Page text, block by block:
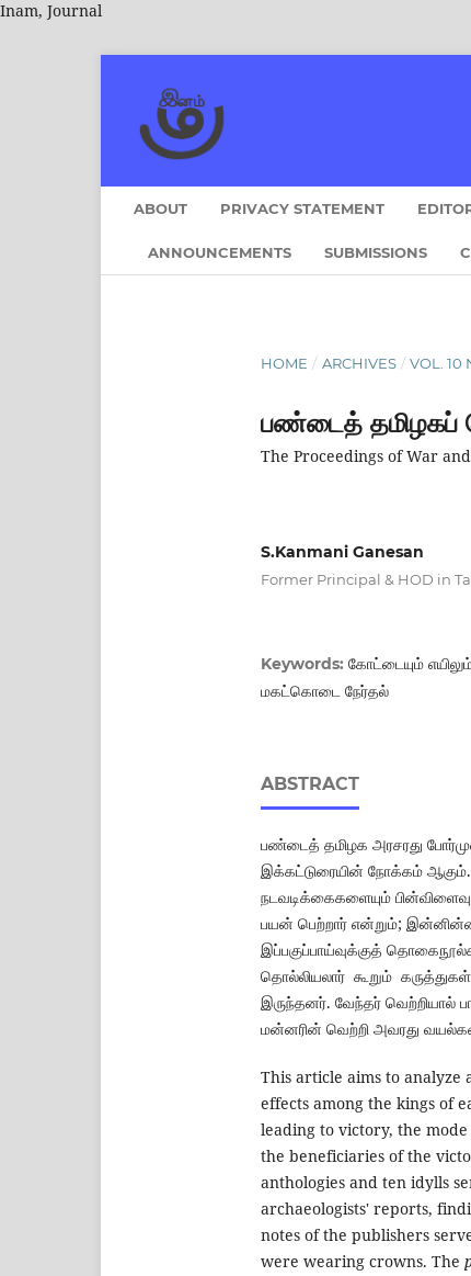
Inam, Journal
ABOUT PRIVACY STATEMENT
ANNOUNCEMENTS SUBMISSIONS
HOME / ARCHIVES / VOL. 10
பண்டைத் தமிழகப்
The Proceedings of War
S.Kanmani Ganesan
Former Principal & HOD in
Keywords: கோட்டையும்
மகட்கொடை நேர்தல்
ABSTRACT
பண்டைத் தமிழக அரசரது
இக்கட்டுரையின் நோக்கம்
நடவடிக்கைகளையும்
பயன் பெற்றார் என்றும்;
இப்பகுப்பாய்வுக்குத்
தொல்லியலார் கூறும் கருத்துகள்
இருந்தனர். வேந்தர் வெற்றியால்
மன்னரின் வெற்றி அவரது
This article aims to
effects among the kings of
leading to victory, the
the beneficiaries of the
anthologies and ten idylls
archaeologists' reports,
notes of the publishers
were wearing crowns. The